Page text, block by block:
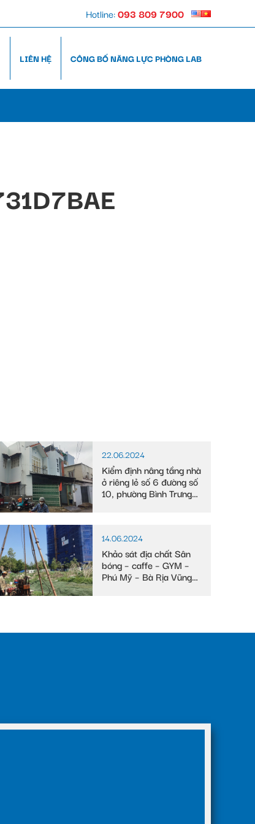
Hotline:093 809 7900
LIÊN HỆ CÔNG BỐ NĂNG LỰC PHÒNG LAB
22.06.2024
Kiểm định nâng tầng nhà
ở riêng lẻ số 6 đường số
10, phường Bình Trưng
14.06.2024
Khảo sát địa chất Sân
bóng – caffe – GYM –
Phú Mỹ – Bà Rịa Vũng